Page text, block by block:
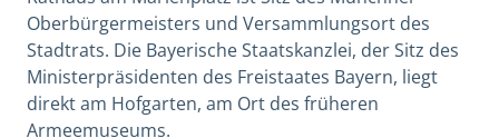
Oberbürgermeisters und Versammlungsort des
Stadtrats. Die Bayerische Staatskanzlei, der Sitz des
Ministerpräsidenten des Freistaates Bayern, liegt
direkt am Hofgarten, am Ort des früheren
Armeemuseums.